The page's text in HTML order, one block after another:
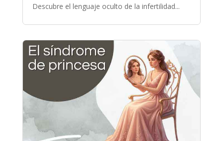
Descubre el lenguaje oculto de la infertilidad...